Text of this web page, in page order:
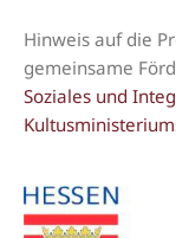
Hinweis auf die
gemeinsame
Soziales und